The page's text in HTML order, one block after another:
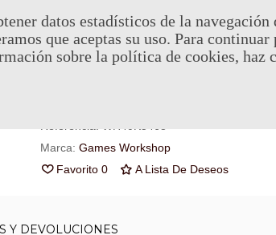
Puedes consultar la política de privacidad
Al comprar este producto puedes juntar hasta
Su cesta sera de24puntos de fidelidadque
Marca: Games Workshop
Favorito 0 A Lista De Deseos
Y DEVOLUCIONES
datos estadísticos de la navegación
que aceptas su uso. Para continuar
sobre la política de cookies, haz